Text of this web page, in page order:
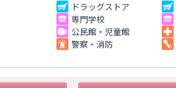
ドラッグストア
専門学校
公民館・児童館
警察・消防